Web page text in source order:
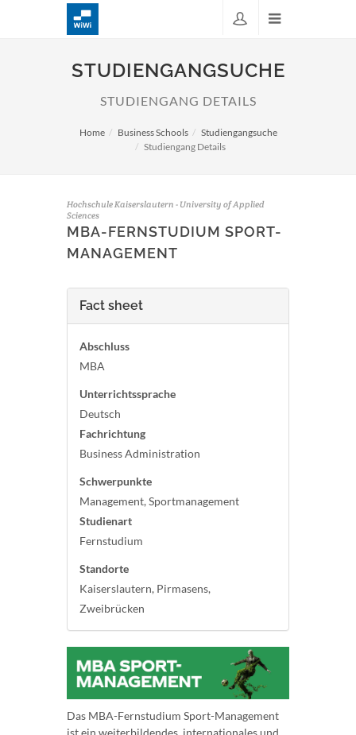
STUDIENGANGSUCHE
STUDIENGANG DETAILS
Home Business Schools
Studiengangsuche
Studiengang Details
Hochschule Kaiserslautern - University of Applied
Sciences
MBA-FERNSTUDIUM SPORT-
MANAGEMENT
Fact sheet
Abschluss
MBA
Unterrichtssprache
Deutsch
Fachrichtung
Business Administration
Schwerpunkte
Management, Sportmanagement
Studienart
Fernstudium
Standorte
Kaiserslautern, Pirmasens,
Zweibrücken
Das MBA-Fernstudium Sport-Management
ist ein weiterbildendes, internationales und